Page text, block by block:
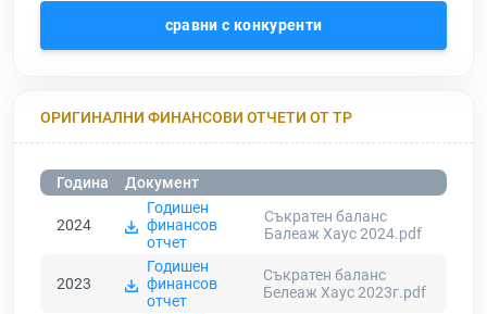
сравни с конкуренти
ОРИГИНАЛНИ ФИНАНСОВИ ОТЧЕТИ ОТ ТР
Година Документ
2024
Годишен
финансов
отчет
Съкратен баланс
Балеаж Хаус 2024.pdf
2023
Годишен
финансов
отчет
Съкратен баланс
Белеаж Хаус 2023г.pdf